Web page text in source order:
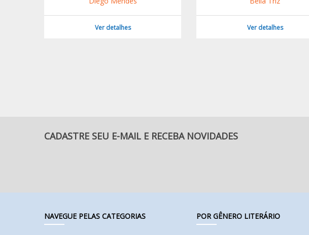
Ver detalhes Ver detalhes
CADASTRE SEU E-MAIL E RECEBA NOVIDADES
NAVEGUE PELAS CATEGORIAS POR GÊNERO LITERÁRIO